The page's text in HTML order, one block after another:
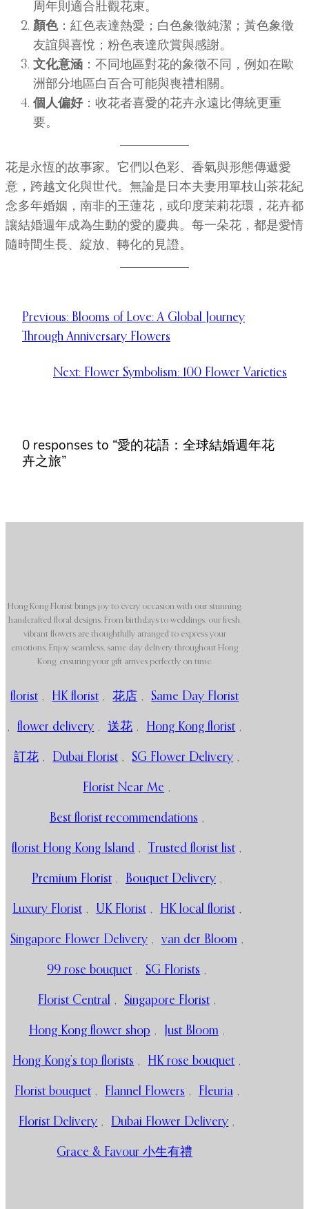
周年則適合壯觀花束。
顏色：紅色表達熱愛；白色象徵純潔；黃色象徵
友誼與喜悅；粉色表達欣賞與感謝。
文化意涵 ：不同地區對花的象徵不同，例如在歐
洲部分地區白百合可能與喪禮相關。
個人偏好：收花者喜愛的花卉永遠比傳統更重
要。
花是永恆的故事家。它們以色彩、香氣與形態傳遞愛
意，跨越文化與世代。無論是日本夫妻用單枝山茶花紀
念多年婚姻，南非的王蓮花，或印度茉莉花環，花卉都
讓結婚週年成為生動的愛的慶典。每一朵花，都是愛情
隨時間生長、綻放、轉化的見證。
Previous: Blooms of Love: A Global Journey
Through Anniversary Flowers
Next: Flower Symbolism: 100 Flower Varieties
0 responses to “愛的花語：全球結婚週年花
卉之旅”
Hong Kong Florist brings joy to every occasion with our stunning,
handcrafted floral designs. From birthdays to weddings, our fresh,
vibrant flowers are thoughtfully arranged to express your
emotions. Enjoy seamless, same-day delivery throughout Hong
Kong, ensuring your gift arrives perfectly on time.
florist , HK florist , 花店 , Same Day Florist
, flower delivery , 送花 , Hong Kong florist ,
訂花 , Dubai Florist , SG Flower Delivery ,
Florist Near Me ,
Best florist recommendations ,
florist Hong Kong Island , Trusted florist list ,
Premium Florist , Bouquet Delivery ,
Luxury Florist , UK Florist , HK local florist ,
Singapore Flower Delivery , van der Bloom ,
99 rose bouquet , SG Florists ,
Florist Central , Singapore Florist ,
Hong Kong flower shop , Just Bloom ,
Hong Kong’s top florists , HK rose bouquet ,
Florist bouquet , Flannel Flowers , Fleuria ,
Florist Delivery , Dubai Flower Delivery ,
Grace & Favour 小生有禮